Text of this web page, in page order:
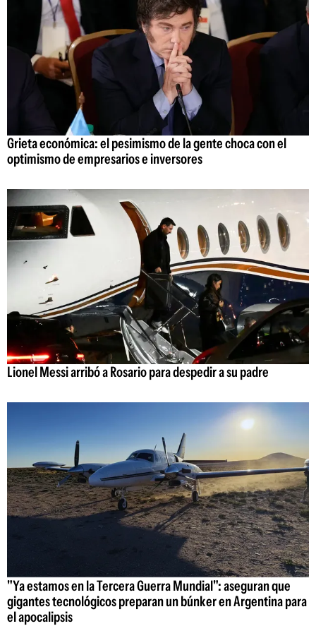
Grieta económica: el pesimismo de la gente choca con el
optimismo de empresarios e inversores
Lionel Messi arribó a Rosario para despedir a su padre
"Ya estamos en la Tercera Guerra Mundial": aseguran que
gigantes tecnológicos preparan un búnker en Argentina para
el apocalipsis